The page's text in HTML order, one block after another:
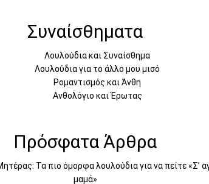
Συναίσθηματα
Λουλούδια και Συναίσθημα
Λουλούδια για το άλλο μου μισό
Ρομαντισμός και Άνθη
Ανθολόγιο και Έρωτας
Πρόσφατα Άρθρα